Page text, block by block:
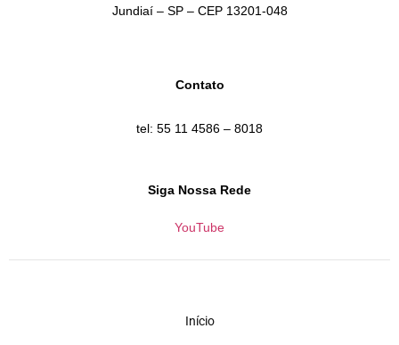
Jundiaí – SP – CEP 13201-048
Contato
tel: 55 11 4586 – 8018
Siga Nossa Rede
YouTube
Início